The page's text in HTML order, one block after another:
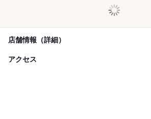
店舗情報（詳細）
アクセス